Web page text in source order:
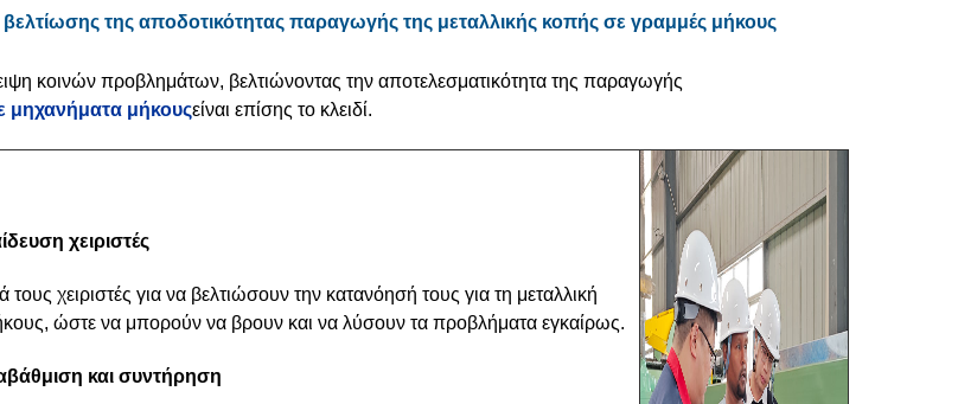
της αποδοτικότητας παραγωγής της μεταλλικής κοπής σε γραμμές μήκους
κοινών προβλημάτων, βελτιώνοντας την αποτελεσματικότητα της παραγωγής
μηχανήματα μήκουςείναι επίσης το κλειδί.
χειριστές
τους χειριστές για να βελτιώσουν την κατανόησή τους για τη μεταλλική
ώστε να μπορούν να βρουν και να λύσουν τα προβλήματα εγκαίρως.
και συντήρηση